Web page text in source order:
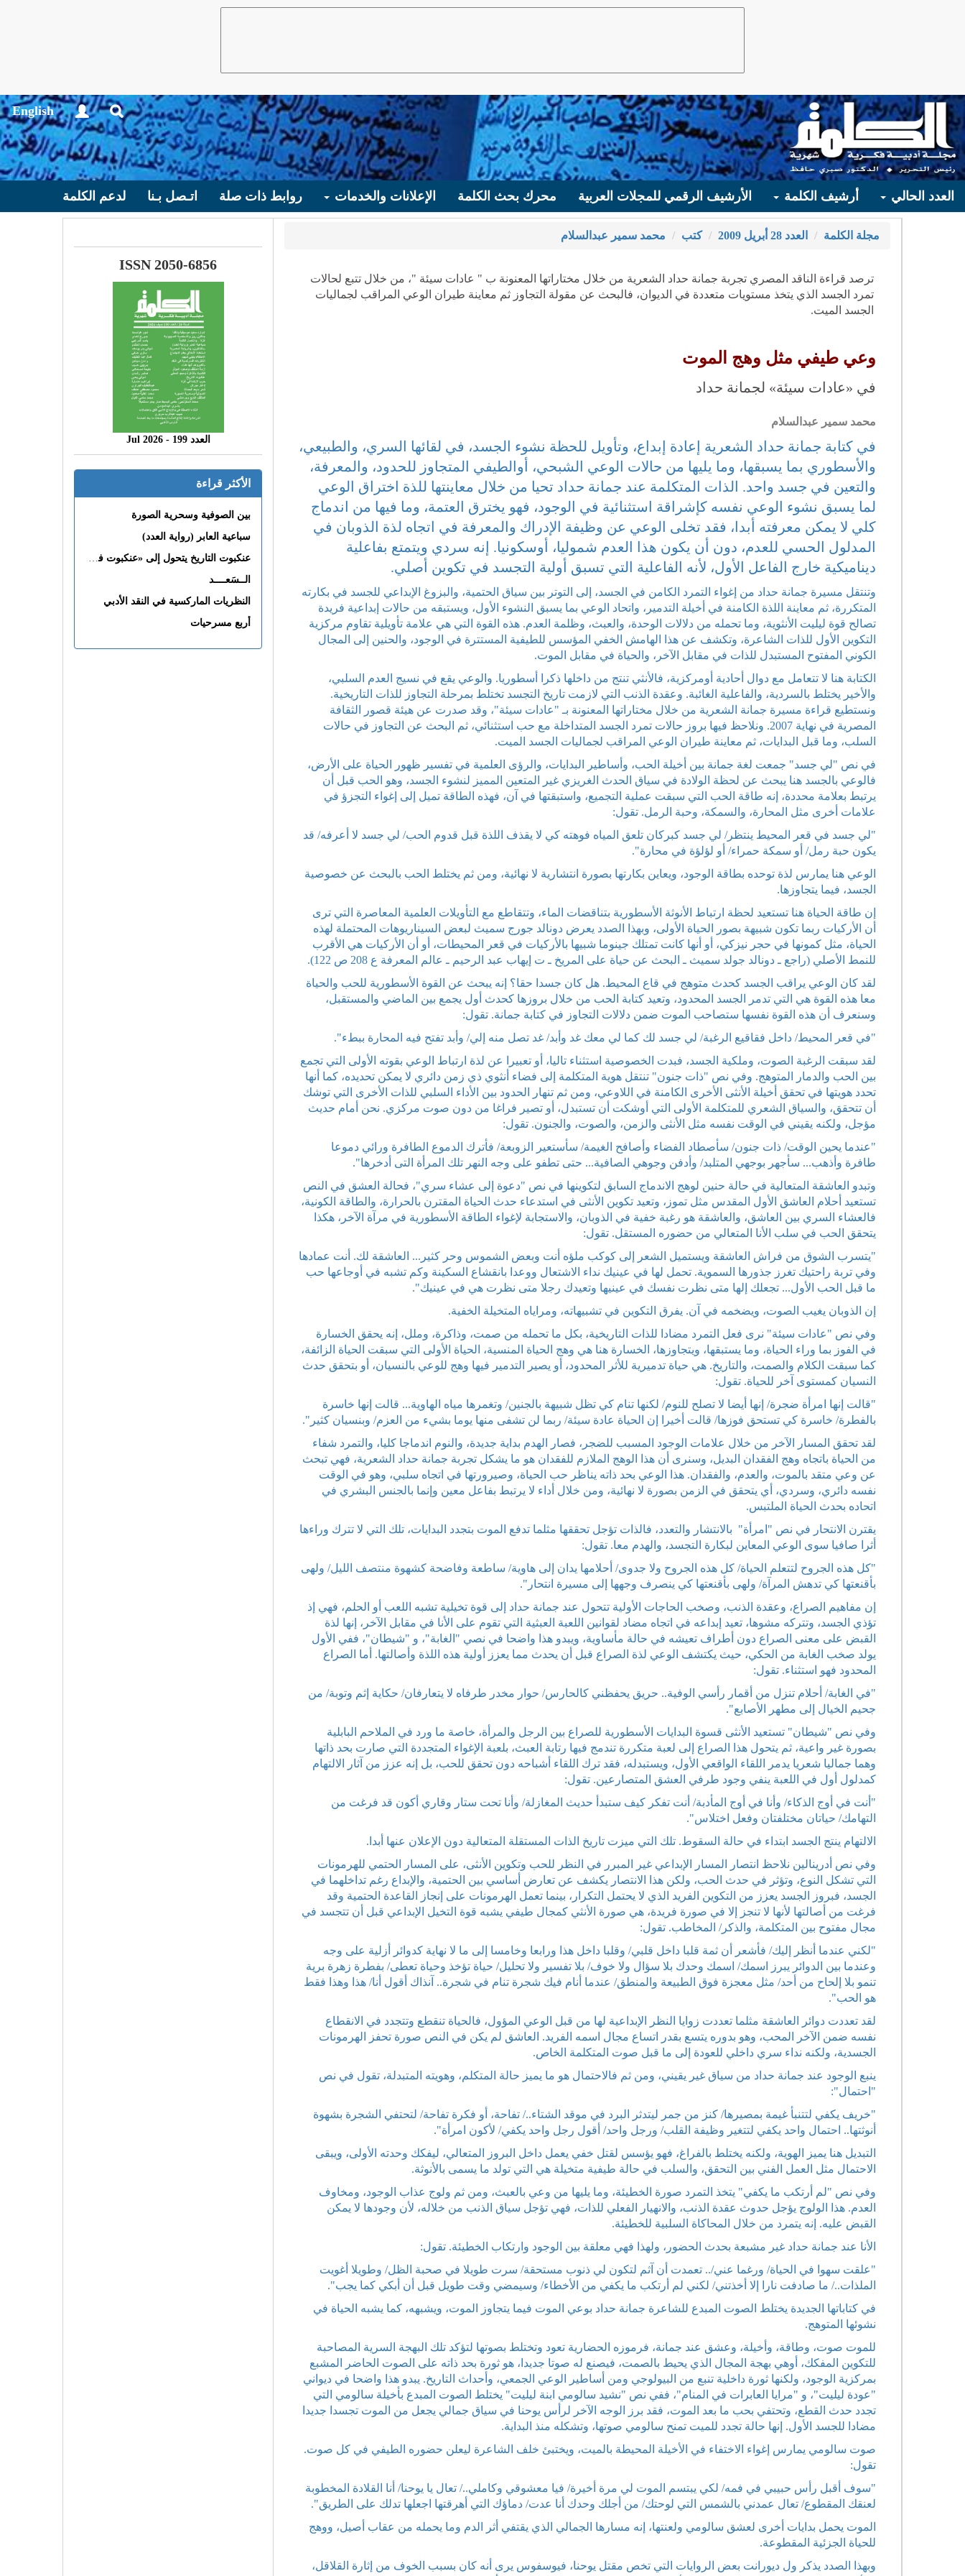
English
العدد الحالي أرشيف الكلمة الأرشيف الرقمي للمجلات العربية محرك بحث الكلمة الإعلانات والخدمات روابط ذات صلة اتـصل بـنا لدعم الكلمة
مجلة الكلمة العدد 28 أبريل 2009 كتب محمد سمير عبدالسلام
ترصد قراءة الناقد المصري تجربة جمانة حداد الشعرية من خلال مختاراتها المعنونة ب " عادات سيئة "، من خلال تتبع لحالات
تمرد الجسد الذي يتخذ مستويات متعددة في الديوان، فالبحث عن مقولة التجاوز ثم معاينة طيران الوعي المراقب لجماليات
الجسد الميت.
وعي طيفي مثل وهج الموت
في «عادات سيئة» لجمانة حداد
محمد سمير عبدالسلام
في كتابة جمانة حداد الشعرية إعادة إبداع، وتأويل للحظة نشوء الجسد، في لقائها السري، والطبيعي،
والأسطوري بما يسبقها، وما يليها من حالات الوعي الشبحي، أوالطيفي المتجاوز للحدود، والمعرفة،
والتعين في جسد واحد. الذات المتكلمة عند جمانة حداد تحيا من خلال معاينتها للذة اختراق الوعي
لما يسبق نشوء الوعي نفسه كإشراقة استثنائية في الوجود، فهو يخترق العتمة، وما فيها من اندماج
كلي لا يمكن معرفته أبدا، فقد تخلى الوعي عن وظيفة الإدراك والمعرفة في اتجاه لذة الذوبان في
المدلول الحسي للعدم، دون أن يكون هذا العدم شموليا، أوسكونيا. إنه سردي ويتمتع بفاعلية
ديناميكية خارج الفاعل الأول، لأنه الفاعلية التي تسبق أولية التجسد في تكوين أصلي.
وتنتقل مسيرة جمانة حداد من إغواء التمرد الكامن في الجسد، إلى التوتر بين سياق الحتمية، والبزوغ الإبداعي للجسد في بكارته
المتكررة، ثم معاينة اللذة الكامنة في أخيلة التدمير، واتحاد الوعي بما يسبق النشوء الأول، ويستبقه من حالات إبداعية فريدة
تصالح قوة ليليت الأنثوية، وما تحمله من دلالات الوحدة، والعبث، وظلمة العدم. هذه القوة التي هي علامة تأويلية تقاوم مركزية
التكوين الأول للذات الشاعرة، وتكشف عن هذا الهامش الخفي المؤسس للطيفية المستترة في الوجود، والحنين إلى المجال
الكوني المفتوح المستبدل للذات في مقابل الآخر، والحياة في مقابل الموت.
الكتابة هنا لا تتعامل مع دوال أحادية أومركزية، فالأنثي تنتج من داخلها ذكرا أسطوريا. والوعي يقع في نسيج العدم السلبي،
والأخير يختلط بالسردية، والفاعلية الغائبة. وعقدة الذنب التي لازمت تاريخ التجسد تختلط بمرحلة التجاوز للذات التاريخية.
ونستطيع قراءة مسيرة جمانة الشعرية من خلال مختاراتها المعنونة بـ "عادات سيئة"، وقد صدرت عن هيئة قصور الثقافة
المصرية في نهاية 2007. ونلاحظ فيها بروز حالات تمرد الجسد المتداخلة مع حب استثنائي، ثم البحث عن التجاوز في حالات
السلب، وما قبل البدايات، ثم معاينة طيران الوعي المراقب لجماليات الجسد الميت.
في نص "لي جسد" جمعت لغة جمانة بين أخيلة الحب، وأساطير البدايات، والرؤى العلمية في تفسير ظهور الحياة على الأرض،
فالوعي بالجسد هنا يبحث عن لحظة الولادة في سياق الحدث الغريزي غير المتعين المميز لنشوء الجسد، وهو الحب قبل أن
يرتبط بعلامة محددة، إنه طاقة الحب التي سبقت عملية التجميع، واستبقتها في آن، فهذه الطاقة تميل إلى إغواء التجزؤ في
علامات أخرى مثل المحارة، والسمكة، وحبة الرمل. تقول:
"لي جسد في قعر المحيط ينتظر/ لي جسد كبركان تلعق المياه فوهته كي لا يقذف اللذة قبل قدوم الحب/ لي جسد لا أعرفه/ قد
يكون حبة رمل/ أو سمكة حمراء/ أو لؤلؤة في محارة".
الوعي هنا يمارس لذة توحده بطاقة الوجود، ويعاين بكارتها بصورة انتشارية لا نهائية، ومن ثم يختلط الحب بالبحث عن خصوصية
الجسد، فيما يتجاوزها.
إن طاقة الحياة هنا تستعيد لحظة ارتباط الأنوثة الأسطورية بتناقضات الماء، وتتقاطع مع التأويلات العلمية المعاصرة التي ترى
أن الأركيات ربما تكون شبيهة بصور الحياة الأولى، وبهذا الصدد يعرض دونالد جورج سميث لبعض السيناريوهات المحتملة لهذه
الحياة، مثل كمونها في حجر نيزكي، أو أنها كانت تمتلك جينوما شبيها بالأركيات في قعر المحيطات، أو أن الأركيات هي الأقرب
للنمط الأصلي (راجع ـ دونالد جولد سميث ـ البحث عن حياة على المريخ ـ ت إيهاب عبد الرحيم ـ عالم المعرفة ع 208 ص 122).
لقد كان الوعي يراقب الجسد كحدث متوهج في قاع المحيط. هل كان جسدا حقا؟ إنه يبحث عن القوة الأسطورية للحب والحياة
معا هذه القوة هي التي تدمر الجسد المحدود، وتعيد كتابة الحب من خلال بروزها كحدث أول يجمع بين الماضي والمستقبل،
وسنعرف أن هذه القوة نفسها ستصاحب الموت ضمن دلالات التجاوز في كتابة جمانة. تقول:
"في قعر المحيط/ داخل فقاقيع الرغبة/ لي جسد لك كما لي معك غد وأبد/ غد تصل منه إلي/ وأبد تفتح فيه المحارة ببطء".
لقد سبقت الرغبة الصوت، وملكية الجسد، فبدت الخصوصية استثناء تاليا، أو تعبيرا عن لذة ارتباط الوعي بقوته الأولى التي تجمع
بين الحب والدمار المتوهج. وفي نص "ذات جنون" تنتقل هوية المتكلمة إلى فضاء أنثوي ذي زمن دائري لا يمكن تحديده، كما أنها
تحدد هويتها في تحقق أخيلة الأنثى الأخرى الكامنة في اللاوعي، ومن ثم تنهار الحدود بين الأداء السلبي للذات الأخرى التي توشك
أن تتحقق، والسياق الشعري للمتكلمة الأولى التي أوشكت أن تستبدل، أو تصير فراغا من دون صوت مركزي. نحن أمام حديث
مؤجل، ولكنه يقيني في الوقت نفسه مثل الأنثى والزمن، والصوت، والجنون. تقول:
"عندما يحين الوقت/ ذات جنون/ سأصطاد الفضاء وأصافح الغيمة/ سأستعير الزوبعة/ فأترك الدموع الطافرة ورائي دموعا
طافرة وأذهب... سأجهر بوجهي المتلبد/ وأدفن وجوهي الصافية... حتى تطفو على وجه النهر تلك المرأة التى أدخرها".
وتبدو العاشقة المتعالية في حالة حنين لوهج الاندماج السابق لتكوينها في نص "دعوة إلى عشاء سري"، فحالة العشق في النص
تستعيد أحلام العاشق الأول المقدس مثل تموز، وتعيد تكوين الأنثى في استدعاء حدث الحياة المقترن بالحرارة، والطاقة الكونية،
فالعشاء السري بين العاشق، والعاشقة هو رغبة خفية في الذوبان، والاستجابة لإغواء الطاقة الأسطورية في مرآة الآخر، هكذا
يتحقق الحب في سلب الأنا المتعالي من حضوره المستقل. تقول:
"يتسرب الشوق من فراش العاشقة ويستميل الشعر إلى كوكب ملؤه أنت وبعض الشموس وحر كثير... العاشقة لك. أنت عمادها
وفي تربة راحتيك تغرز جذورها السموية. تحمل لها في عينيك نداء الاشتعال ووعدا بانقشاع السكينة وكم تشبه في أوجاعها حب
ما قبل الحب الأول... تجعلك إلها متى نظرت نفسك في عينيها وتعيدك رجلا متى نظرت هي في عينيك".
إن الذوبان يغيب الصوت، ويضخمه في آن. يفرق التكوين في تشبيهاته، ومراياه المتخيلة الخفية.
وفي نص "عادات سيئة" نرى فعل التمرد مضادا للذات التاريخية، بكل ما تحمله من صمت، وذاكرة، وملل، إنه يحقق الخسارة
في الفوز بما وراء الحياة، وما يستبقها، ويتجاوزها، الخسارة هنا هي وهج الحياة المنسية، الحياة الأولى التي سبقت الحياة الزائفة،
كما سبقت الكلام والصمت، والتاريخ. هي حياة تدميرية للأثر المحدود، أو يصير التدمير فيها وهج للوعي بالنسيان، أو بتحقق حدث
النسيان كمستوى آخر للحياة. تقول:
"قالت إنها امرأة ضجرة/ إنها أيضا لا تصلح للنوم/ لكنها تنام كي تظل شبيهة بالجنين/ وتغمرها مياه الهاوية... قالت إنها خاسرة
بالفطرة/ خاسرة كي تستحق فوزها/ قالت أخيرا إن الحياة عادة سيئة/ ربما لن تشفى منها يوما بشيء من العزم/ وبنسيان كثير".
لقد تحقق المسار الآخر من خلال علامات الوجود المسبب للضجر، فصار الهدم بداية جديدة، والنوم اندماجا كليا، والتمرد شفاء
من الحياة باتجاه وهج الفقدان البديل، وسنرى أن هذا الوهج الملازم للفقدان هو ما يشكل تجربة جمانة حداد الشعرية، فهي تبحث
عن وعي متقد بالموت، والعدم، والفقدان. هذا الوعي بحد ذاته يناظر حب الحياة، وصيرورتها في اتجاه سلبي، وهو في الوقت
نفسه دائري، وسردي، أي يتحقق في الزمن بصورة لا نهائية، ومن خلال أداء لا يرتبط بفاعل معين وإنما بالجنس البشري في
اتحاده بحدث الحياة الملتبس.
يقترن الانتحار في نص "امرأة" بالانتشار والتعدد، فالذات تؤجل تحققها مثلما تدفع الموت بتجدد البدايات، تلك التي لا تترك وراءها
أثرا صافيا سوى الوعي المعاين لبكارة التجسد، والهدم معا. تقول:
"كل هذه الجروح لتتعلم الحياة/ كل هذه الجروح ولا جدوى/ أحلامها يدان إلى هاوية/ ساطعة وفاضحة كشهوة منتصف الليل/ ولهى
بأقنعتها كي تدهش المرآة/ ولهى بأقنعتها كي ينصرف وجهها إلى مسيرة انتحار".
إن مفاهيم الصراع، وعقدة الذنب، وصخب الحاجات الأولية تتحول عند جمانة حداد إلى قوة تخيلية تشبه اللعب أو الحلم، فهي إذ
تؤذي الجسد، وتتركه مشوها، تعيد إبداعه في اتجاه مضاد لقوانين اللعبة العبثية التي تقوم على الأنا في مقابل الآخر، إنها لذة
القبض على معنى الصراع دون أطراف تعيشه في حالة مأساوية، ويبدو هذا واضحا في نصي "الغابة"، و "شيطان"، ففي الأول
يولد صخب الغابة من الحكي، حيث يكتشف الوعي لذة الصراع قبل أن يحدث مما يعزز أولية هذه اللذة وأصالتها. أما الصراع
المحدود فهو استثناء. تقول:
"في الغابة/ أحلام تنزل من أقمار رأسي الوفية.. حريق يحفظني كالحارس/ حوار مخدر طرفاه لا يتعارفان/ حكاية إثم وتوبة/ من
جحيم الخيال إلى مطهر الأصابع".
وفي نص "شيطان" تستعيد الأنثى قسوة البدايات الأسطورية للصراع بين الرجل والمرأة، خاصة ما ورد في الملاحم البابلية
بصورة غير واعية، ثم يتحول هذا الصراع إلى لعبة متكررة تندمج فيها رتابة العبث، بلعبة الإغواء المتجددة التي صارت بحد ذاتها
وهما جماليا شعريا يدمر اللقاء الواقعي الأول، ويستبدله، فقد ترك اللقاء أشباحه دون تحقق للحب، بل إنه عزز من آثار الالتهام
كمدلول أول في اللعبة ينفي وجود طرفي العشق المتصارعين. تقول:
"أنت في أوج الذكاء/ وأنا في أوج المأدبة/ أنت تفكر كيف ستبدأ حديث المغازلة/ وأنا تحت ستار وقاري أكون قد فرغت من
التهامك/ حياتان مختلفتان وفعل اختلاس".
الالتهام ينتج الجسد ابتداء في حالة السقوط. تلك التي ميزت تاريخ الذات المستقلة المتعالية دون الإعلان عنها أبدا.
وفي نص أدرينالين نلاحظ انتصار المسار الإبداعي غير المبرر في النظر للحب وتكوين الأنثى، على المسار الحتمي للهرمونات
التي تشكل النوع، وتؤثر في حدث الحب، ولكن هذا الانتصار يكشف عن تعارض أساسي بين الحتمية، والإبداع رغم تداخلهما في
الجسد، فبروز الجسد يعزز من التكوين الفريد الذي لا يحتمل التكرار، بينما تعمل الهرمونات على إنجاز القاعدة الحتمية وقد
فرغت من أصالتها لأنها لا تنجز إلا في صورة فريدة، هي صورة الأنثي كمجال طيفي يشبه قوة التخيل الإبداعي قبل أن تتجسد في
مجال مفتوح بين المتكلمة، والذكر/ المخاطب. تقول:
"لكني عندما أنظر إليك/ فأشعر أن ثمة قلبا داخل قلبي/ وقلبا داخل هذا ورابعا وخامسا إلى ما لا نهاية كدوائر أزلية على وجه
وعندما بين الدوائر يبرز اسمك/ اسمك وحدك بلا سؤال ولا خوف/ بلا تفسير ولا تحليل/ حياة تؤخذ وحياة تعطى/ بفطرة زهرة برية
تنمو بلا إلحاح من أحد/ مثل معجزة فوق الطبيعة والمنطق/ عندما أنام فيك شجرة تنام في شجرة.. آنذاك أقول أنا/ هذا وهذا فقط
هو الحب".
لقد تعددت دوائر العاشقة مثلما تعددت زوايا النظر الإبداعية لها من قبل الوعي المؤول، فالحياة تنقطع وتتجدد في الانقطاع
نفسه ضمن الآخر المحب، وهو بدوره يتسع بقدر اتساع مجال اسمه الفريد. العاشق لم يكن في النص صورة تحفز الهرمونات
الجسدية، ولكنه نداء سري داخلي للعودة إلى ما قبل صوت المتكلمة الخاص.
ينبع الوجود عند جمانة حداد من سياق غير يقيني، ومن ثم فالاحتمال هو ما يميز حالة المتكلم، وهويته المتبدلة، تقول في نص
"احتمال":
"خريف يكفي لتتنبأ غيمة بمصيرها/ كنز من جمر ليتدثر البرد في موقد الشتاء../ تفاحة، أو فكرة تفاحة/ لتحتفي الشجرة بشهوة
أنوثتها.. احتمال واحد يكفي لتتغير وظيفة القلب/ ورجل واحد/ أقول رجل واحد يكفي/ لأكون امرأة".
التبديل هنا يميز الهوية، ولكنه يختلط بالفراغ، فهو يؤسس لقتل خفي يعمل داخل البروز المتعالي، ليفكك وحدته الأولى، ويبقى
الاحتمال مثل العمل الفني بين التحقق، والسلب في حالة طيفية متخيلة هي التي تولد ما يسمى بالأنوثة.
وفي نص "لم أرتكب ما يكفي" يتخذ التمرد صورة الخطيئة، وما يليها من وعي بالعبث، ومن ثم ولوج عذاب الوجود، ومخاوف
العدم. هذا الولوج يؤجل حدوث عقدة الذنب، والانهيار الفعلي للذات، فهي تؤجل سياق الذنب من خلاله، لأن وجودها لا يمكن
القبض عليه. إنه يتمرد من خلال المحاكاة السلبية للخطيئة.
الأنا عند جمانة حداد غير مشبعة بحدث الحضور، ولهذا فهي معلقة بين الوجود وارتكاب الخطيئة. تقول:
"علقت سهوا في الحياة/ ورغما عني/.. تعمدت أن آثم لتكون لي ذنوب مستحقة/ سرت طويلا في صحبة الظل/ وطويلا أغويت
الملذات../ ما صادفت نارا إلا أخذتني/ لكني لم أرتكب ما يكفي من الأخطاء/ وسيمضي وقت طويل قبل أن أبكي كما يجب".
في كتاباتها الجديدة يختلط الصوت المبدع للشاعرة جمانة حداد بوعي الموت فيما يتجاوز الموت، ويشبهه، كما يشبه الحياة في
نشوئها المتوهج.
للموت صوت، وطاقة، وأخيلة، وعشق عند جمانة، فرموزه الحضارية تعود وتختلط بصوتها لتؤكد تلك البهجة السرية المصاحبة
للتكوين المفكك، أوهي بهجة المجال الذي يحيط بالصمت، فيصنع له صوتا جديدا، هو ثورة بحد ذاته على الصوت الحاضر المشبع
بمركزية الوجود، ولكنها ثورة داخلية تنبع من البيولوجي ومن أساطير الوعي الجمعي، وأحداث التاريخ. يبدو هذا واضحا في ديواني
"عودة ليليت"، و "مرايا العابرات في المنام"، ففي نص "نشيد سالومي ابنة ليليت" يختلط الصوت المبدع بأخيلة سالومي التي
تجدد حدث القطع، وتحتفي بحب ما بعد الموت، فقد برز الوجه الآخر لرأس يوحنا في سياق جمالي يجعل من الموت تجسدا جديدا
مضادا للجسد الأول. إنها حالة تجدد للميت تمنح سالومي صوتها، وتشكله منذ البداية.
صوت سالومي يمارس إغواء الاختفاء في الأخيلة المحيطة بالميت، ويختبئ خلف الشاعرة ليعلن حضوره الطيفي في كل صوت.
تقول:
"سوف أقبل رأس حبيبي في فمه/ لكي يبتسم الموت لي مرة أخيرة/ فيا معشوقي وكاملي../ تعال يا يوحنا/ أنا القلادة المخطوبة
لعنقك المقطوع/ تعال عمدني بالشمس التي لوحتك/ من أجلك وحدك أنا عدت/ دماؤك التي أهرقتها اجعلها تدلك على الطريق".
الموت يحمل بدايات أخرى لعشق سالومي ولعنتها، إنه مسارها الجمالي الذي يقتفي أثر الدم وما يحمله من عقاب أصيل، ووهج
للحياة الجزئية المقطوعة.
وبهذا الصدد يذكر ول ديورانت بعض الروايات التي تخص مقتل يوحنا، فيوسفوس يرى أنه كان بسبب الخوف من إثارة القلاقل،
ISSN 2050-6856
العدد 199 - 2026 Jul
الأكثر قراءة
بين الصوفية وسحرية الصورة
سباعية العابر (رواية العدد)
عنكبوت التاريخ يتحول إلى «عنكبوت فى القلب»
الــسَعــــد
النظريات الماركسية في النقد الأدبي
أربع مسرحيات